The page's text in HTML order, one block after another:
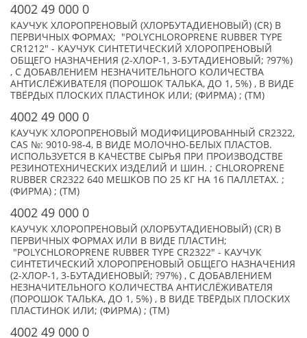
4002 49 000 0
КАУЧУК ХЛОРОПРЕНОВЫЙ (ХЛОРБУТАДИЕНОВЫЙ) (CR) В
ПЕРВИЧНЫХ ФОРМАХ; "POLYCHLOROPRENE RUBBER TYPE
CR1212" - КАУЧУК СИНТЕТИЧЕСКИЙ ХЛОРОПРЕНОВЫЙ
ОБЩЕГО НАЗНАЧЕНИЯ (2-ХЛОР-1, 3-БУТАДИЕНОВЫЙ; ?97%)
, С ДОБАВЛЕНИЕМ НЕЗНАЧИТЕЛЬНОГО КОЛИЧЕСТВА
АНТИСЛЁЖИВАТЕЛЯ (ПОРОШОК ТАЛЬКА, ДО 1, 5%) , В ВИДЕ
ТВЁРДЫХ ПЛОСКИХ ПЛАСТИНОК ИЛИ; (ФИРМА) ; (TM)
4002 49 000 0
КАУЧУК ХЛОРОПРЕНОВЫЙ МОДИФИЦИРОВАННЫЙ CR2322,
CAS №: 9010-98-4, В ВИДЕ МОЛОЧНО-БЕЛЫХ ПЛАСТОВ.
ИСПОЛЬЗУЕТСЯ В КАЧЕСТВЕ СЫРЬЯ ПРИ ПРОИЗВОДСТВЕ
РЕЗИНОТЕХНИЧЕСКИХ ИЗДЕЛИЙ И ШИН. ; CHLOROPRENE
RUBBER CR2322 640 МЕШКОВ ПО 25 КГ НА 16 ПАЛЛЕТАХ. ;
(ФИРМА) ; (TM)
4002 49 000 0
КАУЧУК ХЛОРОПРЕНОВЫЙ (ХЛОРБУТАДИЕНОВЫЙ) (CR) В
ПЕРВИЧНЫХ ФОРМАХ ИЛИ В ВИДЕ ПЛАСТИН;
"POLYCHLOROPRENE RUBBER TYPE CR2322" - КАУЧУК
СИНТЕТИЧЕСКИЙ ХЛОРОПРЕНОВЫЙ ОБЩЕГО НАЗНАЧЕНИЯ
(2-ХЛОР-1, 3-БУТАДИЕНОВЫЙ; ?97%) , С ДОБАВЛЕНИЕМ
НЕЗНАЧИТЕЛЬНОГО КОЛИЧЕСТВА АНТИСЛЁЖИВАТЕЛЯ
(ПОРОШОК ТАЛЬКА, ДО 1, 5%) , В ВИДЕ ТВЁРДЫХ ПЛОСКИХ
ПЛАСТИНОК ИЛИ; (ФИРМА) ; (TM)
4002 49 000 0